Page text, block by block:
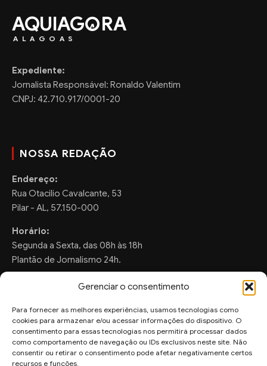
Gerenciar o consentimento
Para fornecer as melhores experiências, usamos tecnologias como
cookies para armazenar e/ou acessar informações do dispositivo. O
consentimento para essas tecnologias nos permitirá processar dados
como comportamento de navegação ou IDs exclusivos neste site. Não
consentir ou retirar o consentimento pode afetar negativamente certos
recursos e funções.
AQUIAG RA
ALAGOAS
Expediente:
Jornalista Responsável: Ronaldo Valentim
CNPJ: 42.710.917/0001-20
NOSSA REDAÇÃO
Endereço:
Rua Otacilio Cavalcante, 53
Pilar - AL, 57.150-000
Horário:
Segunda a Sexta, das 08h às 18h
Plantão de Jornalismo 24h.
FALE CONOSCO
Sugestões de Pauta:
ronaldo.valentim150@gmail.com